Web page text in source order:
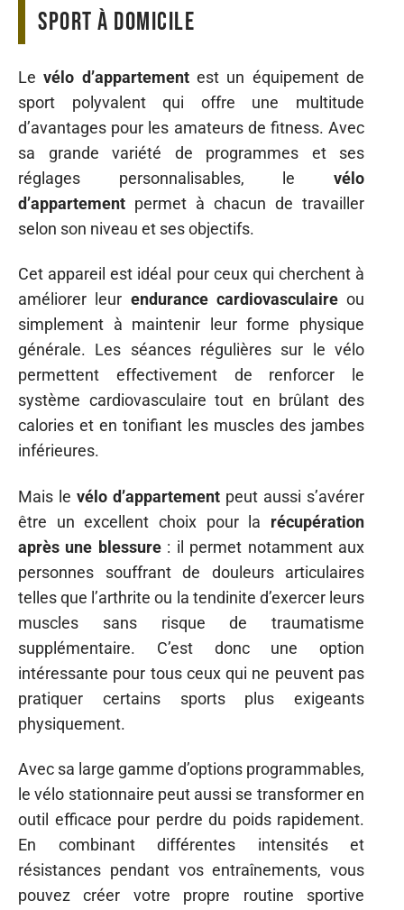
sport à domicile
Levélo d’appartementest un équipement de
sport polyvalent qui offre une multitude
d’avantages pour les amateurs de fitness. Avec
sa grande variété de programmes et ses
réglages personnalisables, le vélo
d’appartement permet à chacun de travailler
selon son niveau et ses objectifs.
Cet appareil est idéal pour ceux qui cherchent à
améliorer leur endurance cardiovasculaireou
simplement à maintenir leur forme physique
générale. Les séances régulières sur le vélo
permettent effectivement de renforcer le
système cardiovasculaire tout en brûlant des
calories et en tonifiant les muscles des jambes
inférieures.
Mais le vélo d’appartement peut aussi s’avérer
être un excellent choix pour la récupération
après une blessure: il permet notamment aux
personnes souffrant de douleurs articulaires
telles que l’arthrite ou la tendinite d’exercer leurs
muscles sans risque de traumatisme
supplémentaire. C’est donc une option
intéressante pour tous ceux qui ne peuvent pas
pratiquer certains sports plus exigeants
physiquement.
Avec sa large gamme d’options programmables,
le vélo stationnaire peut aussi se transformer en
outil efficace pour perdre du poids rapidement.
En combinant différentes intensités et
résistances pendant vos entraînements, vous
pouvez créer votre propre routine sportive